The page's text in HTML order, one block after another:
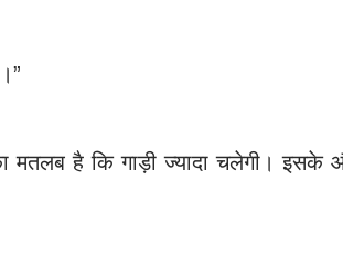
मतलब है कि गाड़ी ज्यादा चलेगी। इसके